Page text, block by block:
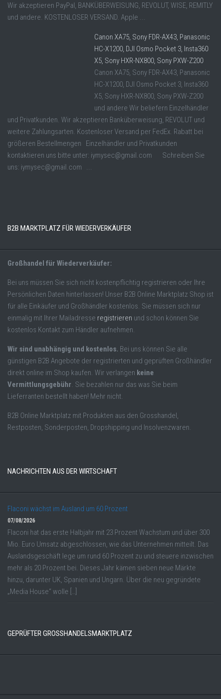
Wir akzeptieren PayPal, BANKÜBERWEISUNG, REVOLUT, WISE, REMITLY
und andere. KOSTENLOSER VERSAND. Apple ...
Canon XA75, Sony FDR-AX43, Panasonic
HC-X1200, DJI Osmo Pocket 3, Insta360
X5, Sony HXR-NX800, Sony PXW-Z200
Canon XA75, Sony FDR-AX43, Panasonic
HC-X1200, DJI Osmo Pocket 3, Insta360
X5, Sony HXR-NX800, Sony PXW-Z200
und andere Wir beliefern Einzelhändler
und Privatkunden. Wir akzeptieren Banküberweisung, REVOLUT und
weitere Zahlungsarten. Kostenloser Versand per FedEx. Rabatt bei
größeren Bestellmengen Einzelhändler und Privatkunden
kontaktieren uns bitte unter: iymysec@gmail.com Schreiben Sie
uns: iymysec@gmail.com ...
B2B MARKTPLATZ FÜR WIEDERVERKÄUFER
Großhandel für Wiederverkäufer:
Bei uns müssen Sie sich nicht kostenpflichtig registrieren oder Ihre
Persönlichen Daten hinterlassen! Unser B2B Online Marktplatz Shop ist
für alle Einkäufer und Großhändler kostenlos. Sie müssen sich nur
einmalig mit Ihrer Mailadresse registrieren und schon können Sie
kostenlos Kontakt zum Händler aufnehmen.
Wir sind unabhängig und kostenlos. Bei uns können Sie alle
günstigen B2B Angebote der registrierten und geprüften Großhändler
direkt online im Shop kaufen. Wir verlangen keine
Vermittlungsgebühr. Sie bezahlen nur das was Sie beim
Lieferranten bestellt haben! Mehr nicht.
B2B Online Marktplatz mit Produkten aus den Grosshandel,
Restposten, Sonderposten, Dropshipping und Insolvenzwaren.
NACHRICHTEN AUS DER WIRTSCHAFT
Flaconi wächst im Ausland um 60 Prozent
07/08/2026
Flaconi hat das erste Halbjahr mit 23 Prozent Wachstum und über 300
Mio. Euro Umsatz abgeschlossen, wie das Unternehmen mitteilt. Das
Auslandsgeschäft lege um rund 60 Prozent zu und steuere inzwischen
mehr als 20 Prozent bei. Dieses Jahr kämen sieben neue Märkte
hinzu, darunter UK, Spanien und Ungarn. Über die neu gegründete
„Media House“ wolle […]
GEPRÜFTER GROSSHANDELSMARKTPLATZ